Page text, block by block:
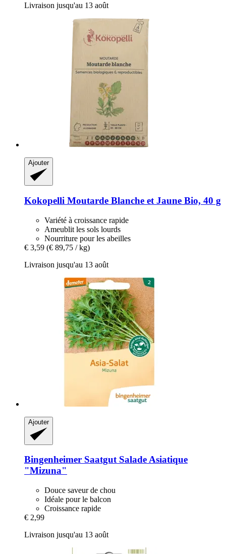
Livraison jusqu'au 13 août
Ajouter
Kokopelli Moutarde Blanche et Jaune Bio, 40 g
Variété à croissance rapide
Ameublit les sols lourds
Nourriture pour les abeilles
€ 3,59 (€ 89,75 / kg)
Livraison jusqu'au 13 août
Ajouter
Bingenheimer SaatgutSalade Asiatique
"Mizuna"
Douce saveur de chou
Idéale pour le balcon
Croissance rapide
€ 2,99
Livraison jusqu'au 13 août